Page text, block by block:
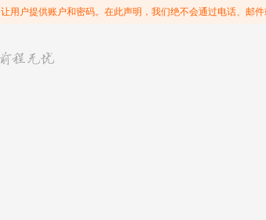
用户提供账户和密码。在此声明，我们绝不会通过电话、邮